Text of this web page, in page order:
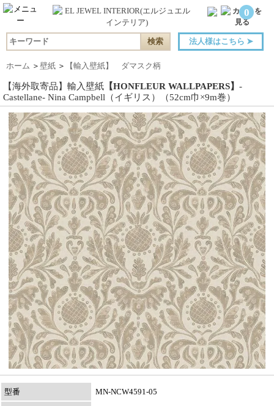
0
法人様はこちら ➤
ホーム ＞ 壁紙 ＞ 【輸入壁紙】 ダマスク柄
【海外取寄品】輸入壁紙 【HONFLEUR WALLPAPERS】 -
Castellane- Nina Campbell（イギリス）（52cm巾×9m巻）
型番 MN-NCW4591-05